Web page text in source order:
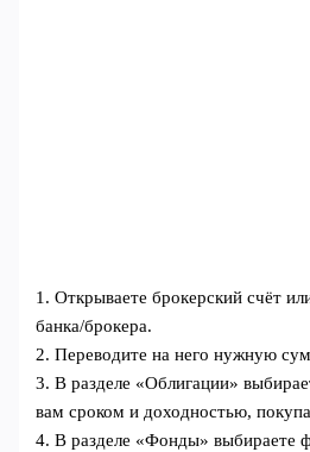
1. Открываете брокерский счёт
банка/брокера.
2. Переводите на него нужную
3. В разделе «Облигации»
вам сроком и доходностью,
4. В разделе «Фонды» выбираете